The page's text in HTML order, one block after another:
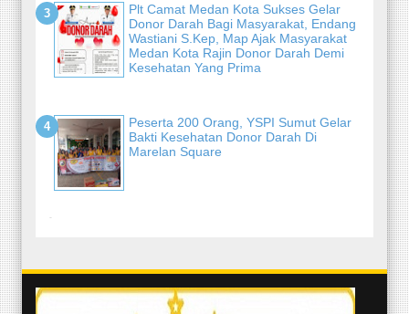
Plt Camat Medan Kota Sukses Gelar
Donor Darah Bagi Masyarakat, Endang
Wastiani S.Kep, Map Ajak Masyarakat
Medan Kota Rajin Donor Darah Demi
Kesehatan Yang Prima
Peserta 200 Orang, YSPI Sumut Gelar
Bakti Kesehatan Donor Darah Di
Marelan Square
-